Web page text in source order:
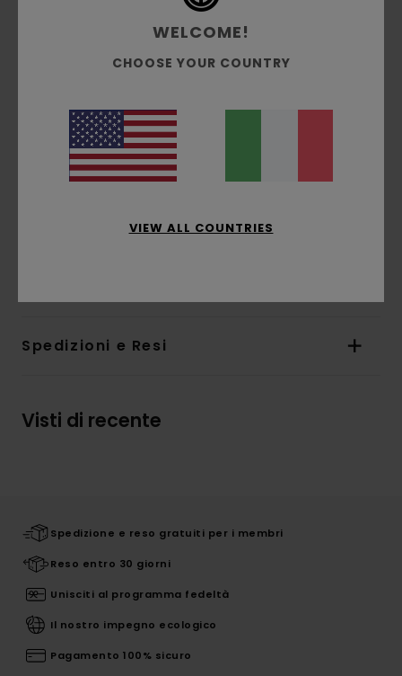
french terry non spazzolato di
cotone riciclato e poliestere [320 g/m2]
Vestibilità:vestibilità rilassata
jersey
Tasche:tasche a marsupio applicate
Marcatura:stampa davanti a base d'acqua
Spedizioni e Resi
Visti di recente
Spedizione e reso gratuiti per i membri
Reso entro 30 giorni
Unisciti al programma fedeltà
Il nostro impegno ecologico
Pagamento 100% sicuro
WELCOME!
CHOOSE YOUR COUNTRY
VIEW ALL COUNTRIES